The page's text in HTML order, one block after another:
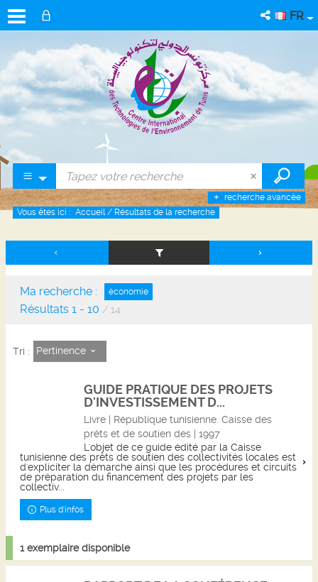
FR
recherche avancée
Vous êtes ici : Accueil / Résultats de la recherche
Ma recherche : économie
Résultats 1 - 10 / 14
Tri : Pertinence
GUIDE PRATIQUE DES PROJETS
D'INVESTISSEMENT D...
Livre | République tunisienne. Caisse des
prêts et de soutien des | 1997
L'objet de ce guide édité par la Caisse
tunisienne des prêts de soutien des collectivités locales est
d'expliciter la démarche ainsi que les procédures et circuits
de préparation du financement des projets par les
collectiv...
Plus d'infos
1 exemplaire disponible